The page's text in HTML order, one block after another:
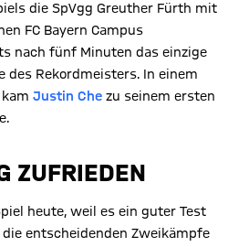
die SpVgg Greuther Fürth mit
FC Bayern Campus
nach fünf Minuten das einzige
des Rekordmeisters. In einem
Justin Che zu seinem ersten
ZUFRIEDEN
heute, weil es ein guter Test
entscheidenden Zweikämpfe